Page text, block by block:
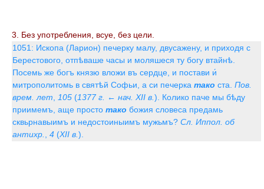
3. Без употребления, всуе, без цели.
1051: Ископа (Ларион) печерку малу, двусажену, и приходя с
Берестового, отпѣваше часы и моляшеся ту богу втайнѣ.
Посемь же богъ князю вложи въ сердце, и постави и́
митрополитомь в святѣй Софьи, а си печерка тако ста. Пов.
врем. лет
105 (1377 г. ← нач. XII в. ). Колико паче мы бѣду
приимемъ, аще просто тако божия словеса предамь
сквьрнавыимъ и недостоиныимъ мужьмъ? Сл. Иппол. об
антихр.
4 (XII в. ).